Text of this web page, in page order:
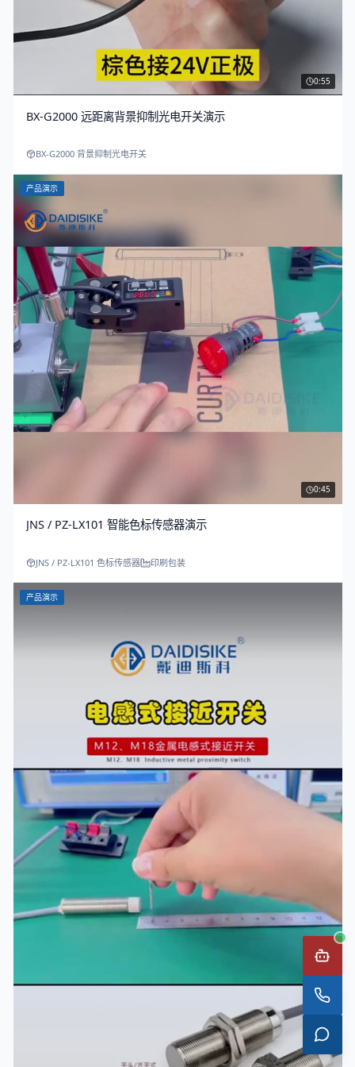
0:55
BX-G2000 远距离背景抑制光电开关演示
BX-G2000 背景抑制光电开关
0:45
产品演示
JNS / PZ-LX101 智能色标传感器演示
JNS / PZ-LX101 色标传感器 印刷包装
产品演示